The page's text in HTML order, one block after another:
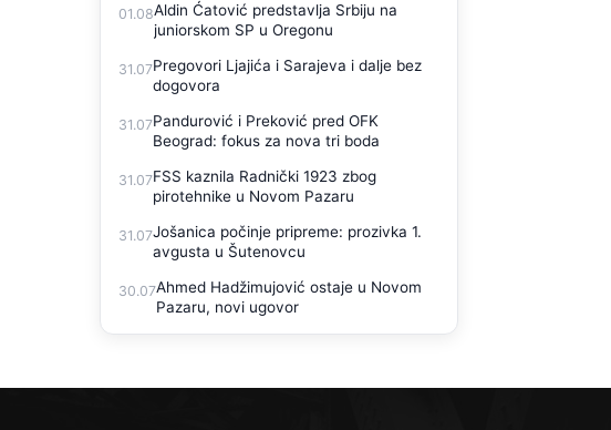
01.08Aldin Ćatović predstavlja Srbiju na
juniorskom SP u Oregonu
31.07Pregovori Ljajića i Sarajeva i dalje bez
dogovora
31.07Pandurović i Preković pred OFK
Beograd: fokus za nova tri boda
31.07FSS kaznila Radnički 1923 zbog
pirotehnike u Novom Pazaru
31.07Jošanica počinje pripreme: prozivka 1.
avgusta u Šutenovcu
30.07Ahmed Hadžimujović ostaje u Novom
Pazaru, novi ugovor